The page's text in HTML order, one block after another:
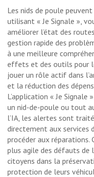
Les nids de poule
utilisant « Je Signale »,
améliorer l’état des
gestion rapide des
à une meilleure
effets et des outils pour
jouer un rôle actif dans
et la réduction des
L’application « Je
un nid-de-poule ou tout
l’IA, les alertes sont
directement aux services
procéder aux
plus agile des défauts de
citoyens dans la
protection de leurs